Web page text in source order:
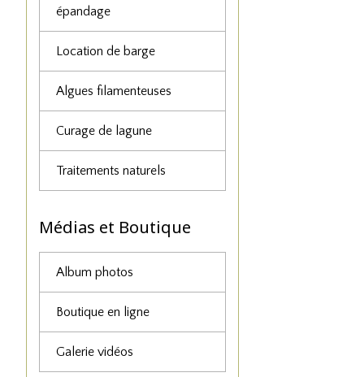
épandage
Location de barge
Algues filamenteuses
Curage de lagune
Traitements naturels
Médias et Boutique
Album photos
Boutique en ligne
Galerie vidéos